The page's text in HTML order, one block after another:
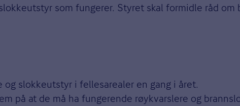
som fungerer. Styret skal formidle råd
slokkeutstyr i fellesarealer en gang i året.
på at de må ha fungerende røykvarslere og